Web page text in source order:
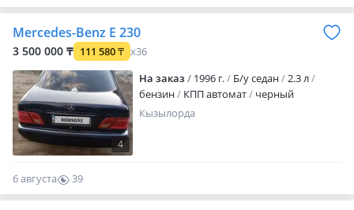
Mercedes-Benz E 230
3 500 000 ₸ 111 580₸ x36
4
На заказ 1996 г. Б/у седан
2.3 л
бензин
КПП автомат
черный
Кызылорда
6 августа
39
0